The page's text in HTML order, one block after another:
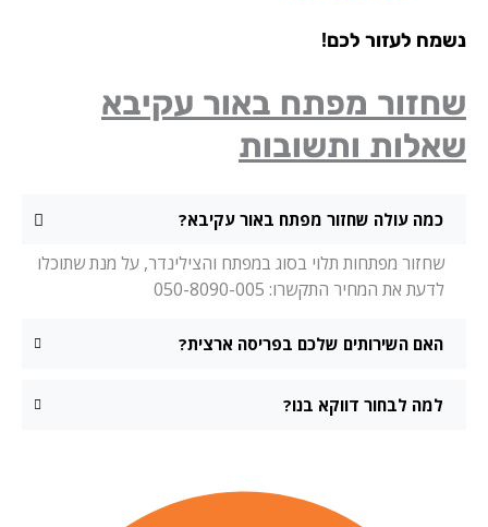
לעזור לכם!
מפתח באור עקיבא
ותשובות
כמה עולה שחזור מפתח באור עקיבא?
שחזור מפתחות תלוי בסוג במפתח והצילינדר, על מנת שתוכלו
לדעת את המחיר התקשרו: 050-8090-005
האם השירותים שלכם בפריסה ארצית?
למה לבחור דווקא בנו?